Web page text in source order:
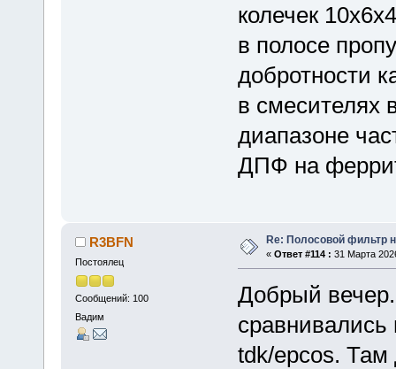
колечек
в полосе
добротности
в смесителях
диапазоне
ДПФ на
R3BFN
Постоялец
Сообщений: 100
Вадим
Re: Полосовой фильтр
« Ответ #114 : 31 Марта
Добрый
tdk/epcos. Там